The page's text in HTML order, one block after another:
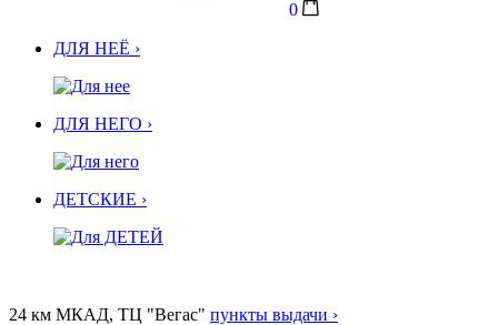
0
ДЛЯ НЕЁ ›
ДЛЯ НЕГО ›
ДЕТСКИЕ ›
24 км МКАД, ТЦ "Вегас" пункты выдачи ›